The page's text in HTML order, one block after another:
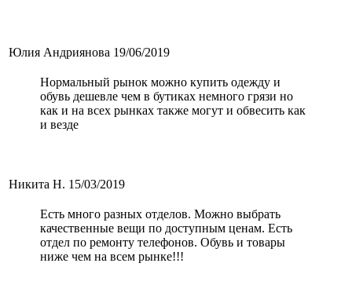
Юлия Андриянова 19/06/2019
Нормальный рынок можно купить одежду и
обувь дешевле чем в бутиках немного грязи но
как и на всех рынках также могут и обвесить как
и везде
Никита Н. 15/03/2019
Есть много разных отделов. Можно выбрать
качественные вещи по доступным ценам. Есть
отдел по ремонту телефонов. Обувь и товары
ниже чем на всем рынке!!!